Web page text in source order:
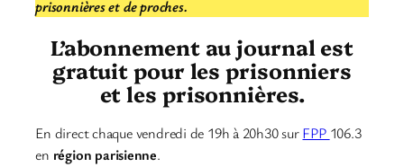
prisonnières et de proches.
L’abonnement au journal est
gratuit pour les prisonniers
et les prisonnières.
En direct chaque vendredi de 19h à 20h30 surFPP 106.3
en région parisienne.